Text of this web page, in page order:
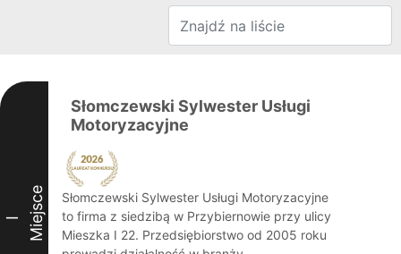
I Miejsce
Słomczewski Sylwester Usługi
Motoryzacyjne
Słomczewski Sylwester Usługi Motoryzacyjne
to firma z siedzibą w Przybiernowie przy ulicy
Mieszka I 22. Przedsiębiorstwo od 2005 roku